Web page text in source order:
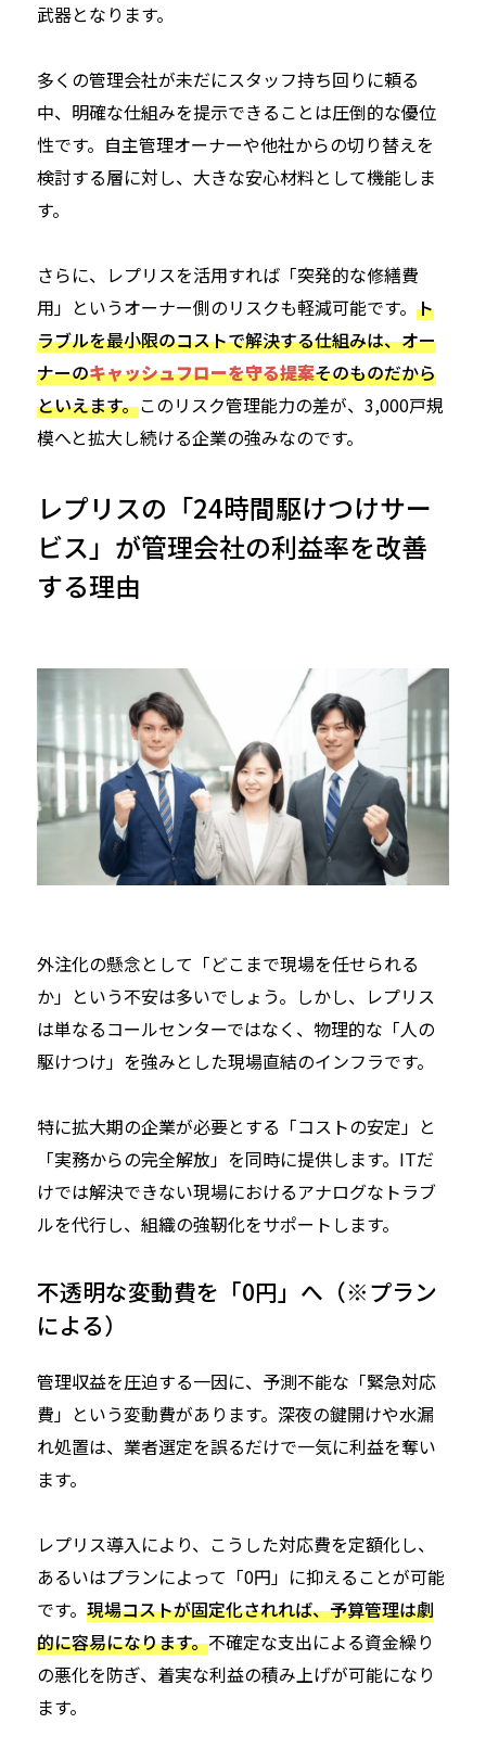
武器となります。
多くの管理会社が未だにスタッフ持ち回りに頼る
中、明確な仕組みを提示できることは圧倒的な優位
性です。自主管理オーナーや他社からの切り替えを
検討する層に対し、大きな安心材料として機能しま
す。
さらに、レプリスを活用すれば「突発的な修繕費
用」というオーナー側のリスクも軽減可能です。 ト
ラブルを最小限のコストで解決する仕組みは、オー
ナーのキャッシュフローを守る提案そのものだから
といえます。このリスク管理能力の差が、3,000戸規
模へと拡大し続ける企業の強みなのです。
レプリスの「24時間駆けつけサー
ビス」が管理会社の利益率を改善
する理由
外注化の懸念として「どこまで現場を任せられる
か」という不安は多いでしょう。しかし、レプリス
は単なるコールセンターではなく、物理的な「人の
駆けつけ」を強みとした現場直結のインフラです。
特に拡大期の企業が必要とする「コストの安定」と
「実務からの完全解放」を同時に提供します。ITだ
けでは解決できない現場におけるアナログなトラブ
ルを代行し、組織の強靭化をサポートします。
不透明な変動費を「0円」へ（※プラン
による）
管理収益を圧迫する一因に、予測不能な「緊急対応
費」という変動費があります。深夜の鍵開けや水漏
れ処置は、業者選定を誤るだけで一気に利益を奪い
ます。
レプリス導入により、こうした対応費を定額化し、
あるいはプランによって「0円」に抑えることが可能
です。 現場コストが固定化されれば、予算管理は劇
的に容易になります。不確定な支出による資金繰り
の悪化を防ぎ、着実な利益の積み上げが可能になり
ます。